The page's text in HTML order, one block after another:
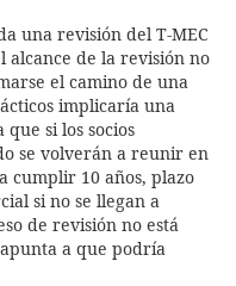
una revisión del T-MEC
alcance de la revisión no
el camino de una
implicaría una
si los socios
se volverán a reunir en
cumplir 10 años, plazo
si no se llegan a
de revisión no está
a que podría